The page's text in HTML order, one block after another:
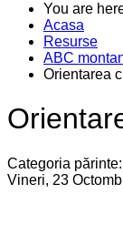
You are
Acasa
Resurse
ABC
Orientarea
Categoria
Vineri, 23